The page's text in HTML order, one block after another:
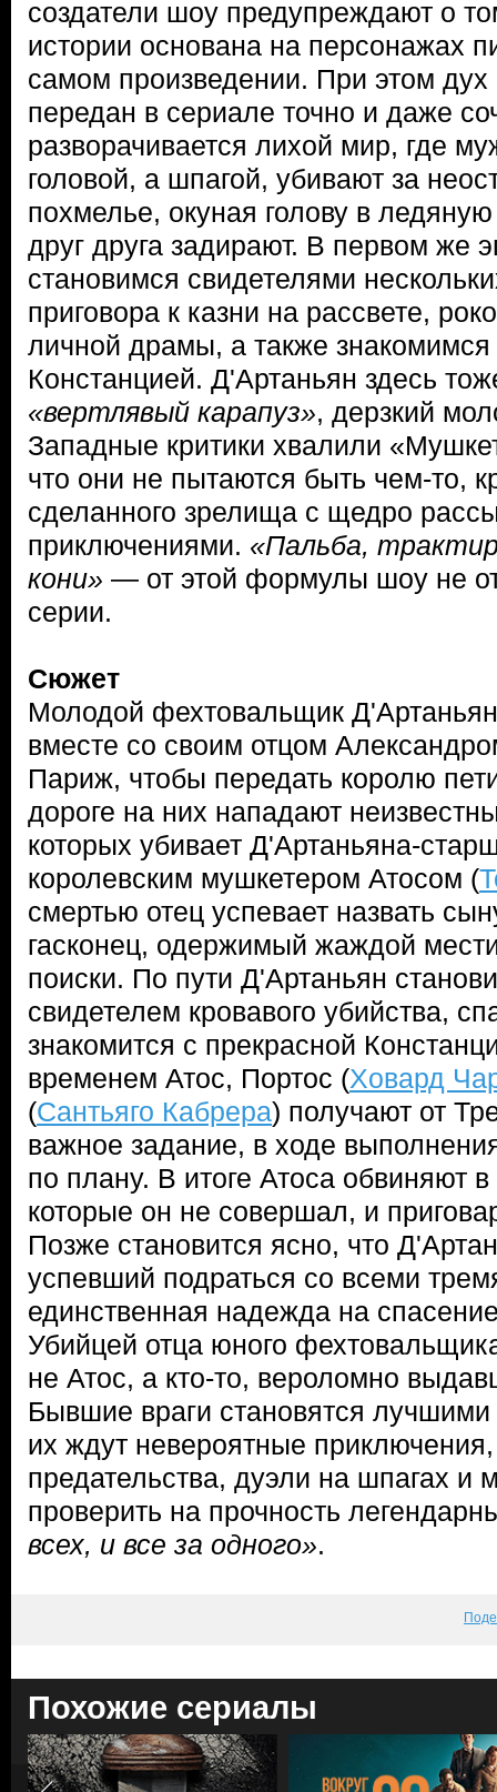
создатели шоу предупреждают о
истории основана на персонажах
самом произведении. При этом дух
передан в сериале точно и даже
разворачивается лихой мир, где
головой, а шпагой, убивают за
похмелье, окуная голову в
друг друга задирают. В первом же
становимся свидетелями
приговора к казни на рассвете,
личной драмы, а также
Констанцией. Д'Артаньян здесь
«вертлявый карапуз», дерзкий
Западные критики хвалили
что они не пытаются быть чем-то,
сделанного зрелища с щедро
приключениями. «Пальба,
кони» — от этой формулы шоу не
серии.
Сюжет
Молодой фехтовальщик
вместе со своим отцом
Париж, чтобы передать королю
дороге на них нападают
которых убивает Д'Артаньяна-
королевским мушкетером Атосом (
смертью отец успевает назвать
гасконец, одержимый жаждой
поиски. По пути Д'Артаньян
свидетелем кровавого убийства,
знакомится с прекрасной
временем Атос, Портос (Ховард
(Сантьяго Кабрера) получают от
важное задание, в ходе
по плану. В итоге Атоса обвиняют
которые он не совершал, и
Позже становится ясно, что
успевший подраться со всеми
единственная надежда на
Убийцей отца юного
не Атос, а кто-то, вероломно
Бывшие враги становятся
их ждут невероятные
предательства, дуэли на шпагах и
проверить на прочность
всех, и все за одного».
Похожие сериалы